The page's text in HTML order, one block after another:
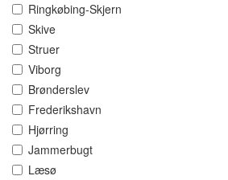
Ringkøbing-Skjern
Skive
Struer
Viborg
Brønderslev
Frederikshavn
Hjørring
Jammerbugt
Læsø